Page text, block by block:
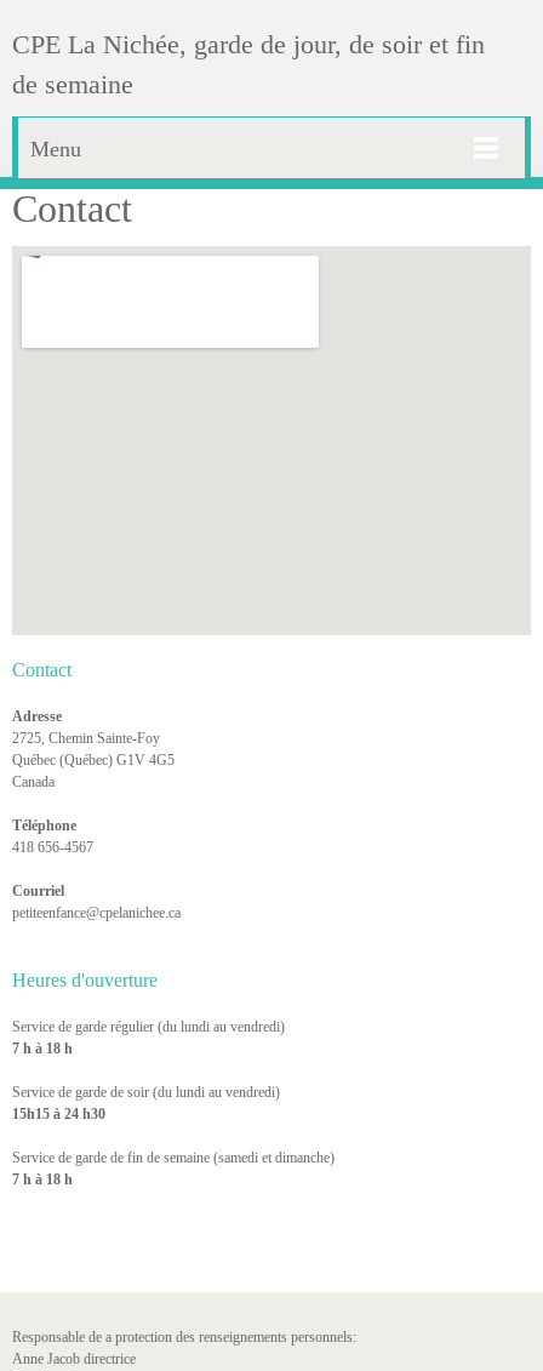
CPE La Nichée, garde de jour, de soir et fin
de semaine
Menu
Contact
Contact
Adresse
2725, Chemin Sainte-Foy
Québec (Québec) G1V 4G5
Canada
Téléphone
418 656-4567
Courriel
petiteenfance@cpelanichee.ca
Heures d'ouverture
Service de garde régulier (du lundi au vendredi)
7 h à 18 h
Service de garde de soir (du lundi au vendredi)
15h15 à 24 h30
Service de garde de fin de semaine (samedi et dimanche)
7 h à 18 h
Responsable de a protection des renseignements personnels:
Anne Jacob directrice